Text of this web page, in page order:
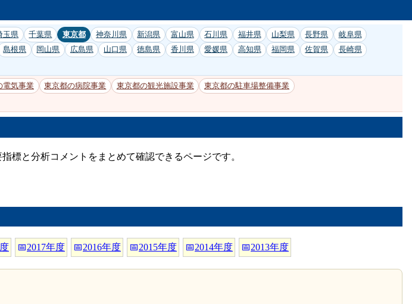
玉県 千葉県 東京都 神奈川県 新潟県 富山県 石川県 福井県 山梨県 長野県
岐阜県
島根県 岡山県 広島県 山口県 徳島県 香川県 愛媛県 高知県 福岡県 佐賀県
長崎県
電気事業 東京都の病院事業 東京都の観光施設事業
東京都の駐車場整備事業
標と分析コメントをまとめて確認できるページです。
📅2017年度 📅2016年度 📅2015年度 📅2014年度 📅2013年度